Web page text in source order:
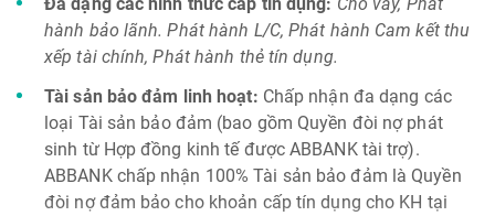
hành bảo lãnh. Phát hành L/C, Phát hành Cam kết thu
xếp tài chính, Phát hành thẻ tín dụng.
Tài sản bảo đảm linh hoạt: Chấp nhận đa dạng các
loại Tài sản bảo đảm (bao gồm Quyền đòi nợ phát
sinh từ Hợp đồng kinh tế được ABBANK tài trợ).
ABBANK chấp nhận 100% Tài sản bảo đảm là Quyền
đòi nợ đảm bảo cho khoản cấp tín dụng cho KH tại